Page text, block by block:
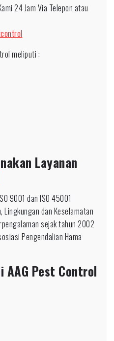
24 Jam Via Telepon atau
meliputi :
Layanan
9001 dan ISO 45001
Lingkungan dan Keselamatan
sejak tahun 2002
Pengendalian Hama
AAG Pest Control